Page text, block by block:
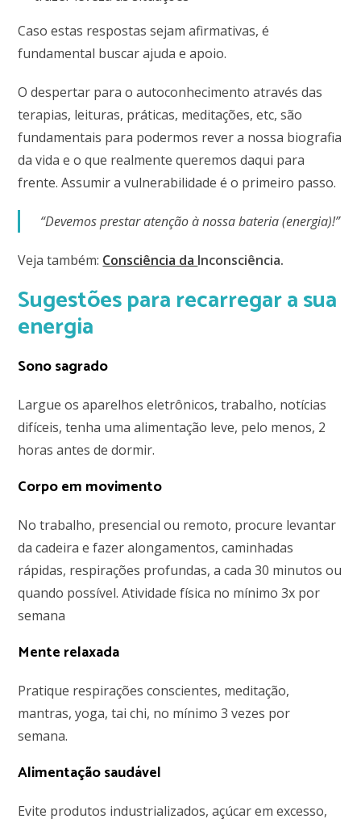
Caso estas respostas sejam afirmativas, é
fundamental buscar ajuda e apoio.
O despertar para o autoconhecimento através das
terapias, leituras, práticas, meditações, etc, são
fundamentais para podermos rever a nossa biografia
da vida e o que realmente queremos daqui para
frente. Assumir a vulnerabilidade é o primeiro passo.
“Devemos prestar atenção à nossa bateria (energia)!”
Veja também: Consciência da Inconsciência.
Sugestões para recarregar a sua
energia
Sono sagrado
Largue os aparelhos eletrônicos, trabalho, notícias
difíceis, tenha uma alimentação leve, pelo menos, 2
horas antes de dormir.
Corpo em movimento
No trabalho, presencial ou remoto, procure levantar
da cadeira e fazer alongamentos, caminhadas
rápidas, respirações profundas, a cada 30 minutos ou
quando possível. Atividade física no mínimo 3x por
semana
Mente relaxada
Pratique respirações conscientes, meditação,
mantras, yoga, tai chi, no mínimo 3vezes por
semana.
Alimentação saudável
Evite produtos industrializados, açúcar em excesso,